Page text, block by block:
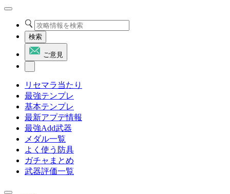
検索
ご意見
リセマラ当たり
最強テンプレ
基本テンプレ
最新アプデ情報
最強Add武器
メダル一覧
よく使う防具
ガチャまとめ
武器評価一覧